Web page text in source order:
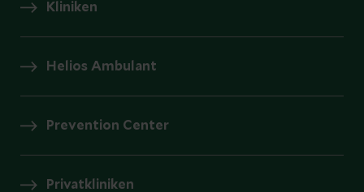
Kliniken
Helios Ambulant
Prevention Center
Privatkliniken